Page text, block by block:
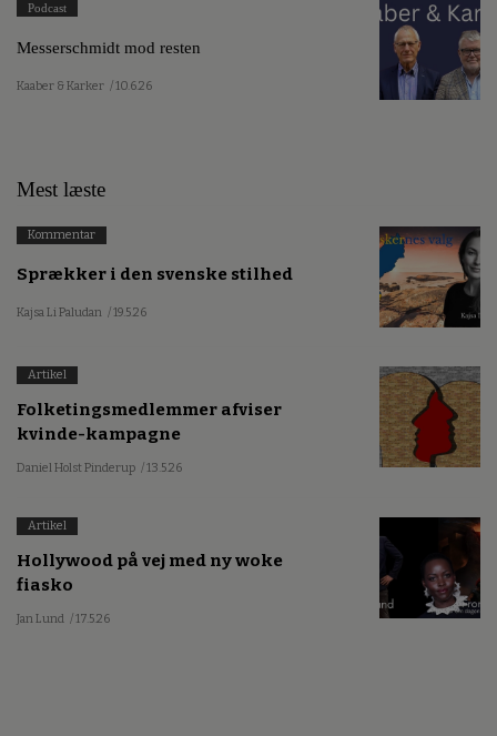
Podcast
Messerschmidt mod resten
Kaaber & Karker / 10.6.26
Mest læste
Kommentar
Sprækker i den svenske stilhed
Kajsa Li Paludan / 19.5.26
Artikel
Folketingsmedlemmer afviser
kvinde-kampagne
Daniel Holst Pinderup / 13.5.26
Artikel
Hollywood på vej med ny woke
fiasko
Jan Lund / 17.5.26